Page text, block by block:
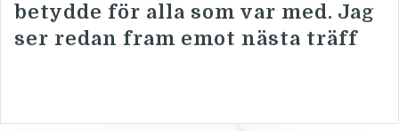
betydde för alla som var med. Jag
ser redan fram emot nästa träff